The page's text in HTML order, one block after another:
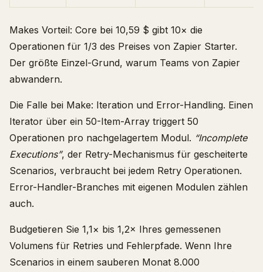
Makes Vorteil: Core bei 10,59 $ gibt 10× die
Operationen für 1/3 des Preises von Zapier Starter.
Der größte Einzel-Grund, warum Teams von Zapier
abwandern.
Die Falle bei Make: Iteration und Error-Handling. Einen
Iterator über ein 50-Item-Array triggert 50
Operationen pro nachgelagertem Modul. “Incomplete
Executions”, der Retry-Mechanismus für gescheiterte
Scenarios, verbraucht bei jedem Retry Operationen.
Error-Handler-Branches mit eigenen Modulen zählen
auch.
Budgetieren Sie 1,1× bis 1,2× Ihres gemessenen
Volumens für Retries und Fehlerpfade. Wenn Ihre
Scenarios in einem sauberen Monat 8.000